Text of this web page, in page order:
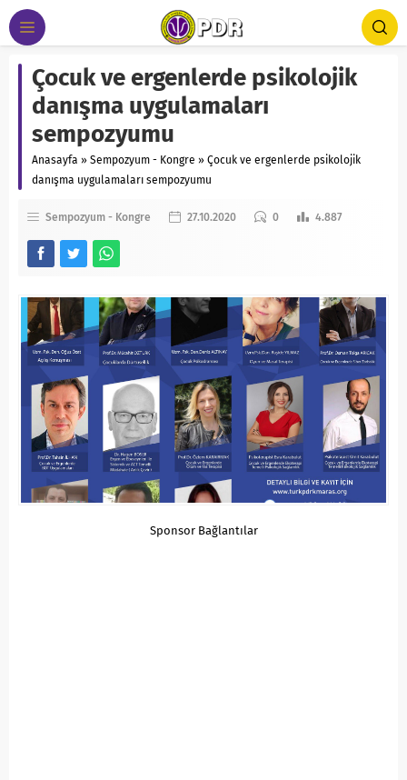
Çocuk ve ergenlerde psikolojik
danışma uygulamaları
sempozyumu
Anasayfa » Sempozyum - Kongre » Çocuk ve ergenlerde psikolojik
danışma uygulamaları sempozyumu
Sempozyum - Kongre 27.10.2020 0 4.887
Sponsor Bağlantılar